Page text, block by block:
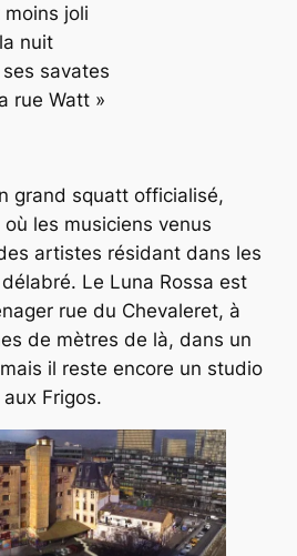
moins joli
nuit
savates
rue Watt »
grand squatt officialisé,
où les musiciens venus
artistes résidant dans les
Le Luna Rossa est
rue du Chevaleret, à
de mètres de là, dans un
il reste encore un studio
Frigos.